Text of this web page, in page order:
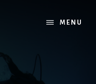
MENU